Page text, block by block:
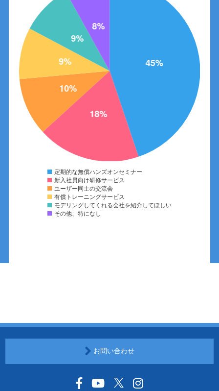
定期的な無償ハンズオンセミナー
新入社員向け研修サービス
ユーザー同士の交流会
有償トレーニングサービス
モデリングしてくれる会社を紹介してほしい
その他、特になし
お問い合わせ